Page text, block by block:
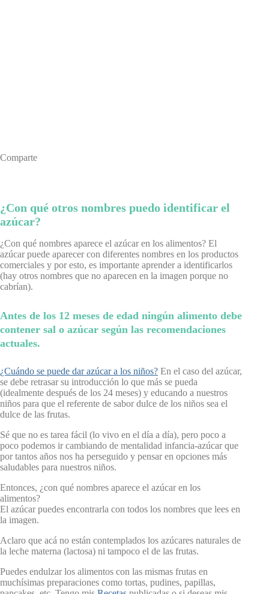
Comparte
¿Con qué otros nombres puedo identificar el
azúcar?
¿Con qué nombres aparece el azúcar en los alimentos? El
azúcar puede aparecer con diferentes nombres en los productos
comerciales y por esto, es importante aprender a identificarlos
(hay otros nombres que no aparecen en la imagen porque no
cabrían).
Antes de los 12 meses de edad ningún alimento debe
contener sal o azúcar según las recomendaciones
actuales.
¿Cuándo se puede dar azúcar a los niños? En el caso del azúcar,
se debe retrasar su introducción lo que más se pueda
(idealmente después de los 24 meses) y educando a nuestros
niños para que el referente de sabor dulce de los niños sea el
dulce de las frutas.
Sé que no es tarea fácil (lo vivo en el día a día), pero poco a
poco podemos ir cambiando de mentalidad infancia-azúcar que
por tantos años nos ha perseguido y pensar en opciones más
saludables para nuestros niños.
Entonces, ¿con qué nombres aparece el azúcar en los
alimentos?
El azúcar puedes encontrarla con todos los nombres que lees en
la imagen.
Aclaro que acá no están contemplados los azúcares naturales de
la leche materna (lactosa) ni tampoco el de las frutas.
Puedes endulzar los alimentos con las mismas frutas en
muchísimas preparaciones como tortas, pudines, papillas,